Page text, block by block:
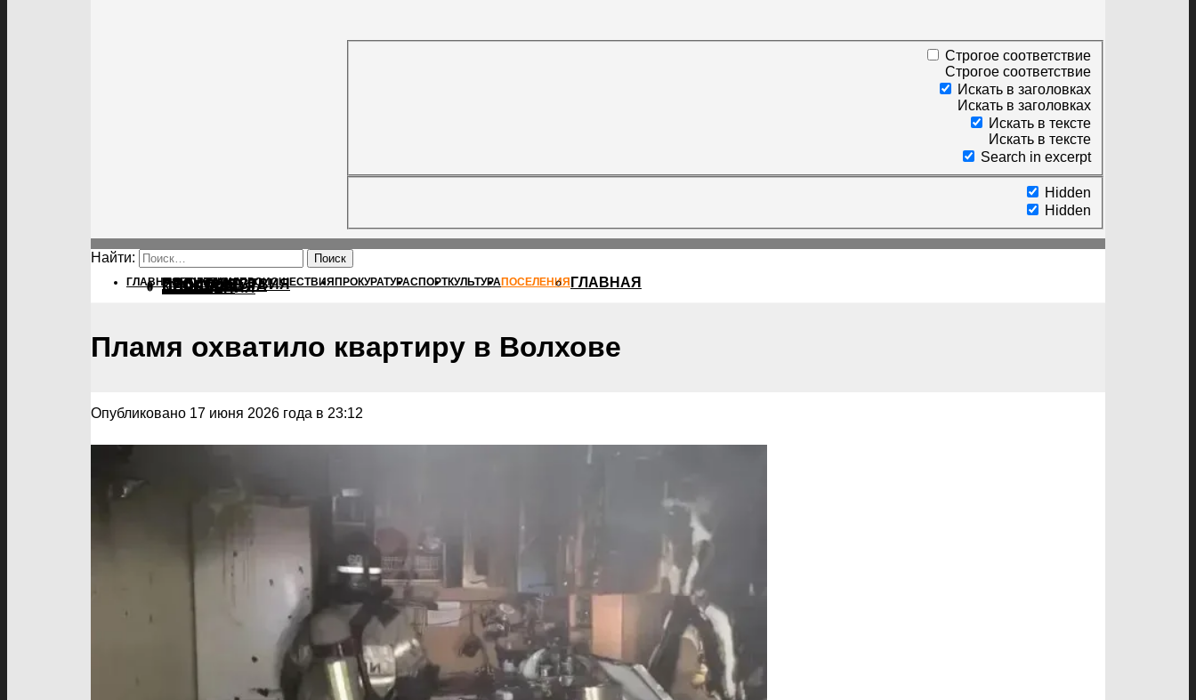
Строгое соответствие
Строгое соответствие
Искать в заголовках
Искать в заголовках
Искать в тексте
Искать в тексте
Search in excerpt
Hidden
Hidden
Найти:
ГЛАВНАЯПОЛИТИКАПРОИСШЕСТВИЯ ПРОКУРАТУРАСПОРТКУЛЬТУРАПОСЕЛЕНИЯ ГЛАВНАЯ
ПОЛИТИКА
ПРОИСШЕСТВИЯ
ПРОКУРАТУРА
СПОРТ
КУЛЬТУРА
ПОСЕЛЕНИЯ
Пламя охватило квартиру в Волхове
Опубликовано 17 июня 2026 года в 23:12